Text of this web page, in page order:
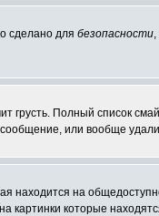
сделано для безопасности
грусть. Полный список
или вообще
находится на
картинки которые